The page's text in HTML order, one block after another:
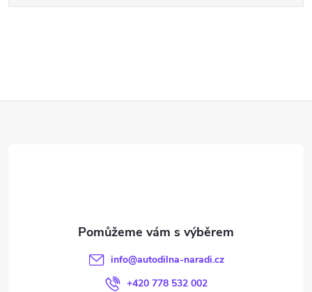
info@autodilna-naradi.cz
+420 778 532 002